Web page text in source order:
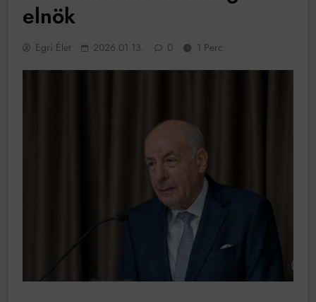
működik, ha jól van felújítva
Ingatlanpiaci szakértők szerint akár 5 százalékkal is
egyetemi városokban
Munkácsy nem Krisztust szépítette meg: minket
Létezik tökéletes élet: Truman is elhitte
Karinthy Frigyes: a zseni, aki belenézett a saját
Az ördög még mindig Pradát visel. De te miért öltözöl
elnök
Egri Élet 2026.01.13. 0 1 Perc